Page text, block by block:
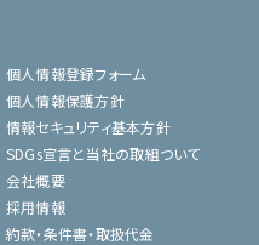
個人情報登録フォーム
個人情報保護方針
情報セキュリティ基本方針
SDGs宣言と当社の取組ついて
会社概要
採用情報
約款・条件書・取扱代金